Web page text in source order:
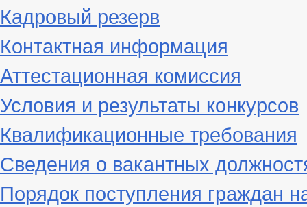
Кадровый резерв
Контактная информация
Аттестационная комиссия
Условия и результаты конкурсов
Квалификационные требования
Сведения о вакантных
Порядок поступления граждан